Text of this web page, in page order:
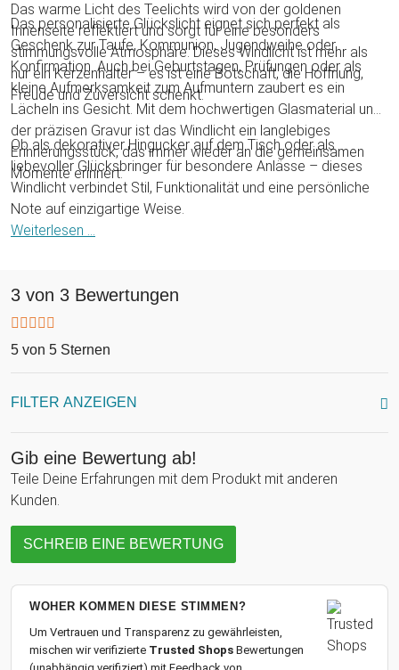
Das warme Licht des Teelichts wird von der goldenen
Innenseite reflektiert und sorgt für eine besonders
stimmungsvolle Atmosphäre. Dieses Windlicht ist mehr als
nur ein Kerzenhalter – es ist eine Botschaft, die Hoffnung,
Freude und Zuversicht schenkt.
Das personalisierte Glückslicht eignet sich perfekt als
Geschenk zur Taufe, Kommunion, Jugendweihe oder
Konfirmation. Auch bei Geburtstagen, Prüfungen oder als
kleine Aufmerksamkeit zum Aufmuntern zaubert es ein
Lächeln ins Gesicht. Mit dem hochwertigen Glasmaterial und
der präzisen Gravur ist das Windlicht ein langlebiges
Erinnerungsstück, das immer wieder an die gemeinsamen
Momente erinnert.
Ob als dekorativer Hingucker auf dem Tisch oder als
liebevoller Glücksbringer für besondere Anlässe – dieses
Windlicht verbindet Stil, Funktionalität und eine persönliche
Note auf einzigartige Weise.
Weiterlesen ...
3 von 3 Bewertungen
5 von 5 Sternen
FILTER ANZEIGEN
Gib eine Bewertung ab!
Teile Deine Erfahrungen mit dem Produkt mit anderen
Kunden.
SCHREIB EINE BEWERTUNG
WOHER KOMMEN DIESE STIMMEN?
Um Vertrauen und Transparenz zu gewährleisten,
mischen wir verifizierte Trusted Shops Bewertungen